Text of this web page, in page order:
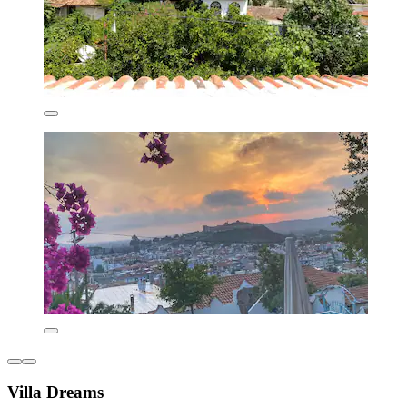
Villa Dreams